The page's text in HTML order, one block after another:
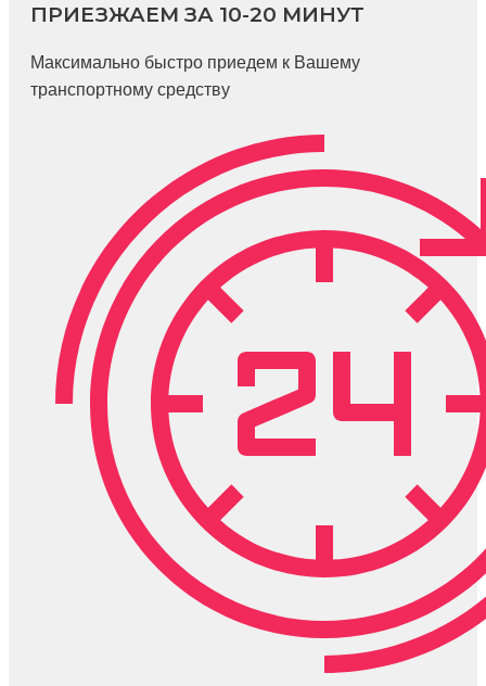
ПРИЕЗЖАЕМ ЗА 10-20 МИНУТ
Максимально быстро приедем к Вашему
транспортному средству